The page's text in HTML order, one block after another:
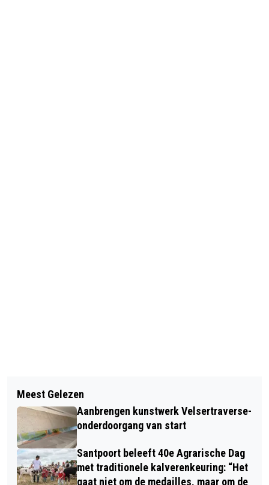
HIPPIEMARKT IN VELSERBROEK ZET
DE KLOK VIJFTIG JAAR TERUG
CHAUFFEURS CONNEXXION IN O.A.
HAARLEM EN IJMOND LEGGEN WERK
NEER
Meest Gelezen
Aanbrengen kunstwerk Velsertraverse-
onderdoorgang van start
Santpoort beleeft 40e Agrarische Dag
met traditionele kalverenkeuring: “Het
gaat niet om de medailles, maar om de